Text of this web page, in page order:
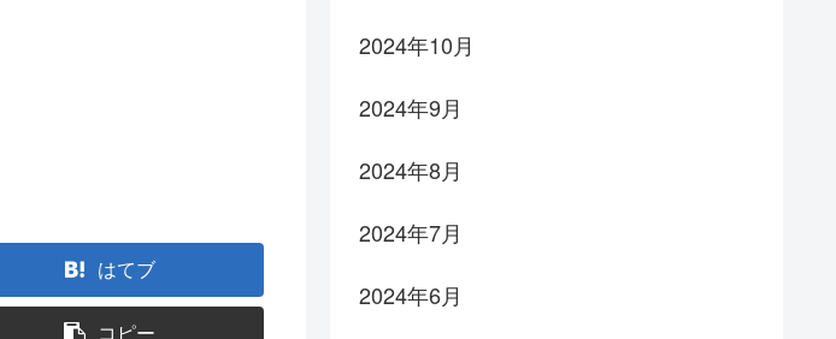
はてブ
コピー
2024年10月
2024年9月
2024年8月
2024年7月
2024年6月